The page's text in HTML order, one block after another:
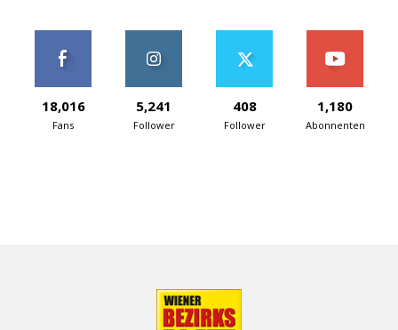
18,016
Fans
5,241
Follower
408
Follower
1,180
Abonnenten